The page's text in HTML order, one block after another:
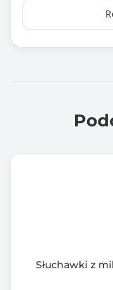
Wbudowany
Mikrofon na kablu
Podłączenie
Nie
Słuchawki z